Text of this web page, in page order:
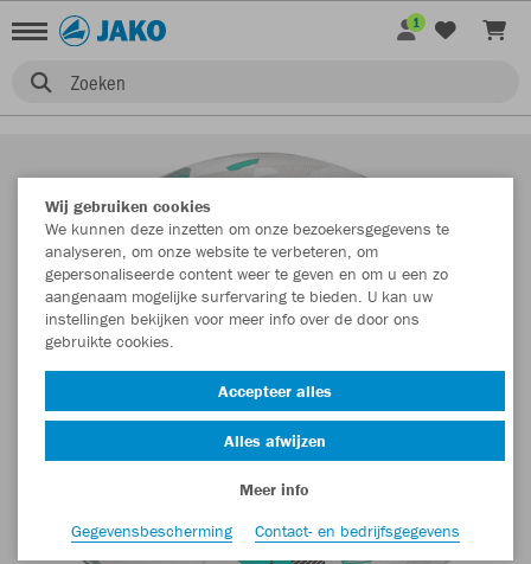
Zoeken
1
Wij gebruiken cookies
We kunnen deze inzetten om onze bezoekersgegevens te
analyseren, om onze website te verbeteren, om
gepersonaliseerde content weer te geven en om u een zo
aangenaam mogelijke surfervaring te bieden. U kan uw
instellingen bekijken voor meer info over de door ons
gebruikte cookies.
Accepteer alles
Alles afwijzen
Meer info
Gegevensbescherming
Contact- en bedrijfsgegevens